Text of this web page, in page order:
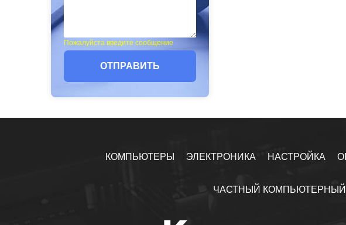
Пожалуйста введите сообщение
ОТПРАВИТЬ
КОМПЬЮТЕРЫ ЭЛЕКТРОНИКА НАСТРОЙКА
ЧАСТНЫЙ КОМПЬЮТЕРНЫЙ